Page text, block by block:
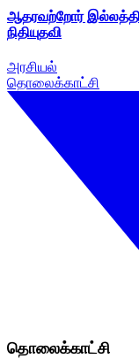
ஆதரவற்றோர் இல்லத்தில்
நிதியுதவி
அரசியல்
தொலைக்காட்சி
தொலைக்காட்சி